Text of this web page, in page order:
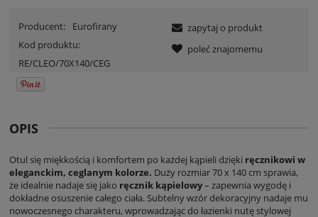
Producent:
Eurofirany
Kod produktu:
RE/CLEO/70X140/CEG
zapytaj o produkt
poleć znajomemu
OPIS
Otul się miękkością i komfortem po każdej kąpieli dzięki ręcznikowi w
eleganckim, ceglanym kolorze. Duży rozmiar 70 x 140 cm sprawia,
że idealnie nadaje się jako ręcznik kąpielowy– zapewnia wygodę i
dokładne osuszenie całego ciała. Subtelny wzór dekoracyjny nadaje mu
nowoczesnego charakteru, wprowadzając do łazienki nutę stylowej